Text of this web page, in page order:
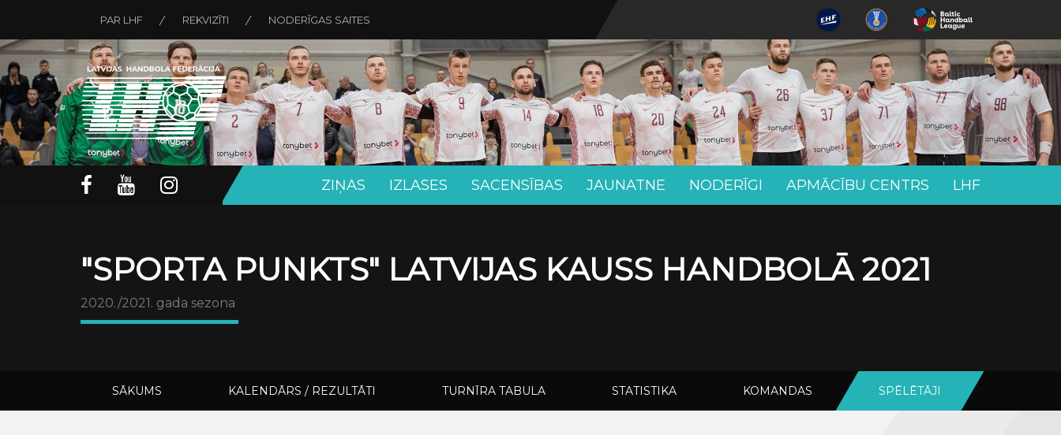
PAR LHF REKVIZĪTI NODERĪGAS SAITES
ZIŅAS IZLASES SACENSĪBAS JAUNATNE NODERĪGI APMĀCĪBU CENTRS LHF
"SPORTA PUNKTS" LATVIJAS KAUSS HANDBOLĀ 2021
2020./2021. gada sezona
SĀKUMS KALENDĀRS / REZULTĀTI TURNĪRA TABULA STATISTIKA KOMANDAS SPĒLĒTĀJI